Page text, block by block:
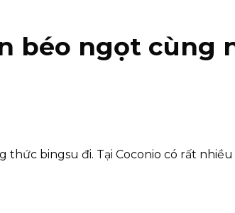
béo ngọt cùng
bingsu đi. Tại Coconio có rất